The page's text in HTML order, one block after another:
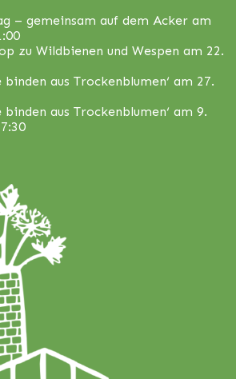
– gemeinsam auf dem Acker am
zu Wildbienen und Wespen am 22.
aus Trockenblumen‘ am 27.
aus Trockenblumen‘ am 9.